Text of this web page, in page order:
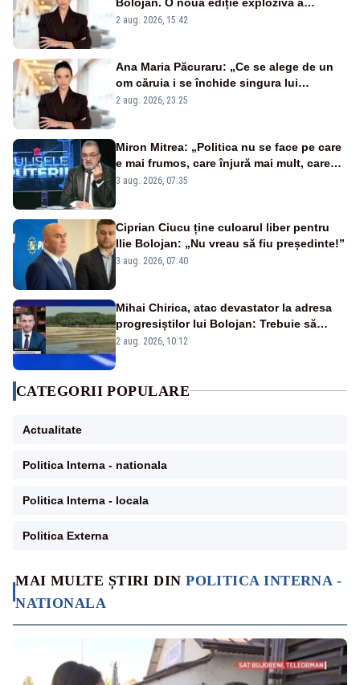
MAI MULTE ȘTIRI DINPOLITICA INTERNA -
NATIONALA
emisiunii „Miza Zilei” la Realitatea PLUS
2 aug. 2026, 15:42
Ana Maria Păcuraru: „Ce se alege de un
om căruia i se închide singura lui
portiță?”
2 aug. 2026, 23:25
Miron Mitrea: „Politica nu se face pe care
e mai frumos, care înjură mai mult, care
țipă mai tare, ci pe proiecte”
3 aug. 2026, 07:35
Ciprian Ciucu ține culoarul liber pentru
Ilie Bolojan: „Nu vreau să fiu președinte!”
3 aug. 2026, 07:40
Mihai Chirica, atac devastator la adresa
progresiștilor lui Bolojan: Trebuie să
protejăm și natura, dar nu șținem omaneii
2 aug. 2026, 10:12
CATEGORII POPULARE
Actualitate
Politica Interna - nationala
Politica Interna - locala
Politica Externa